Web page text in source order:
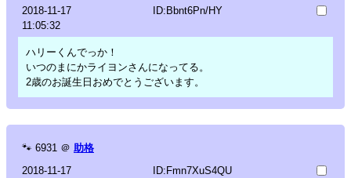
2018-11-17
11:05:32
ID:Bbnt6Pn/HY
ハリーくんでっか！
いつのまにかライヨンさんになってる。
2歳のお誕生日おめでとうございます。
🐾 6931 ＠ 助格
2018-11-17
ID:Fmn7XuS4QU